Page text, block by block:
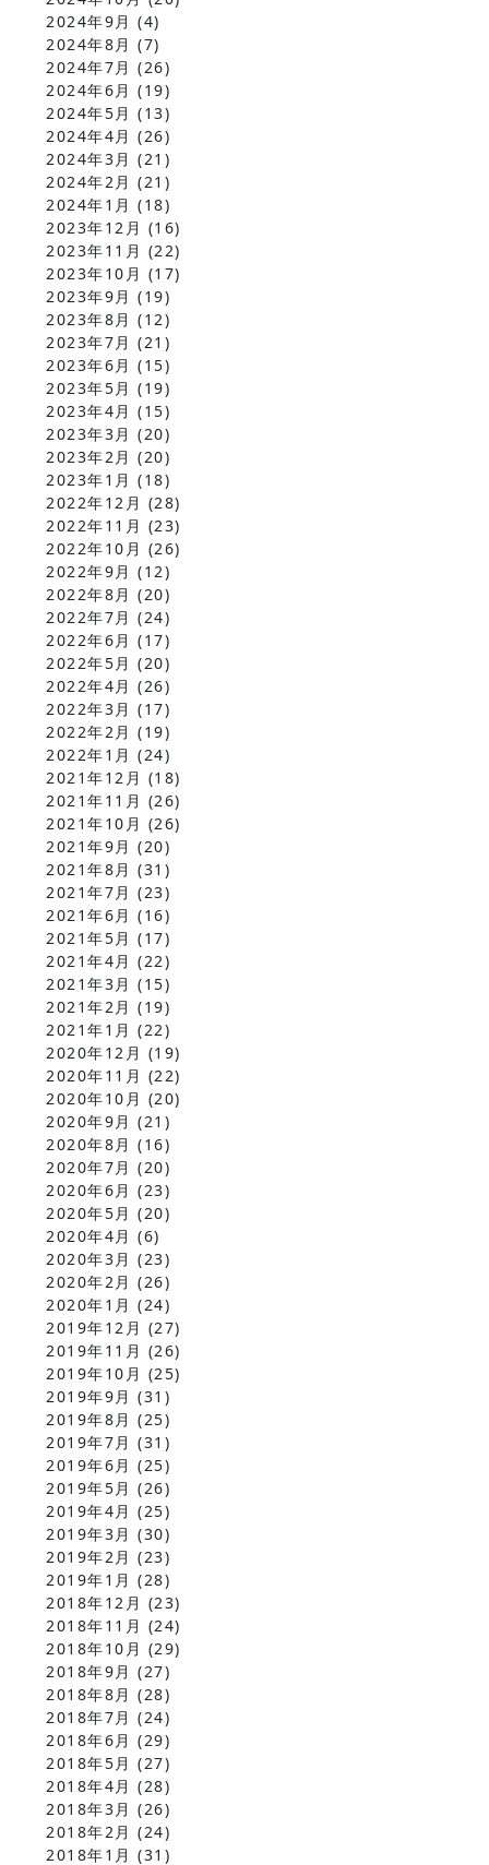
2024年9月 (4)
2024年8月 (7)
2024年7月 (26)
2024年6月 (19)
2024年5月 (13)
2024年4月 (26)
2024年3月 (21)
2024年2月 (21)
2024年1月 (18)
2023年12月 (16)
2023年11月 (22)
2023年10月 (17)
2023年9月 (19)
2023年8月 (12)
2023年7月 (21)
2023年6月 (15)
2023年5月 (19)
2023年4月 (15)
2023年3月 (20)
2023年2月 (20)
2023年1月 (18)
2022年12月 (28)
2022年11月 (23)
2022年10月 (26)
2022年9月 (12)
2022年8月 (20)
2022年7月 (24)
2022年6月 (17)
2022年5月 (20)
2022年4月 (26)
2022年3月 (17)
2022年2月 (19)
2022年1月 (24)
2021年12月 (18)
2021年11月 (26)
2021年10月 (26)
2021年9月 (20)
2021年8月 (31)
2021年7月 (23)
2021年6月 (16)
2021年5月 (17)
2021年4月 (22)
2021年3月 (15)
2021年2月 (19)
2021年1月 (22)
2020年12月 (19)
2020年11月 (22)
2020年10月 (20)
2020年9月 (21)
2020年8月 (16)
2020年7月 (20)
2020年6月 (23)
2020年5月 (20)
2020年4月 (6)
2020年3月 (23)
2020年2月 (26)
2020年1月 (24)
2019年12月 (27)
2019年11月 (26)
2019年10月 (25)
2019年9月 (31)
2019年8月 (25)
2019年7月 (31)
2019年6月 (25)
2019年5月 (26)
2019年4月 (25)
2019年3月 (30)
2019年2月 (23)
2019年1月 (28)
2018年12月 (23)
2018年11月 (24)
2018年10月 (29)
2018年9月 (27)
2018年8月 (28)
2018年7月 (24)
2018年6月 (29)
2018年5月 (27)
2018年4月 (28)
2018年3月 (26)
2018年2月 (24)
2018年1月 (31)